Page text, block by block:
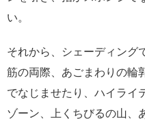
い。
それから、シェーディング
筋の両際、あごまわりの輪
でなじませたり、ハイライ
ゾーン、上くちびるの山、